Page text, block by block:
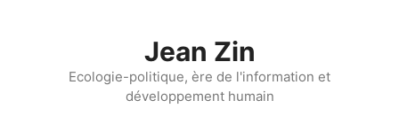
Jean Zin
Ecologie-politique, ère de l'information et
développement humain